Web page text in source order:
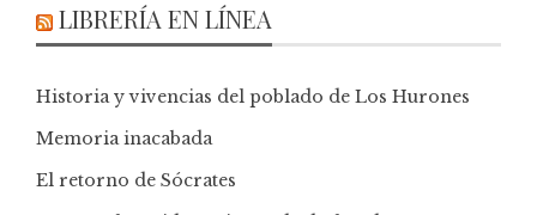
LIBRERÍA EN LÍNEA
Historia y vivencias del poblado de Los Hurones
Memoria inacabada
El retorno de Sócrates